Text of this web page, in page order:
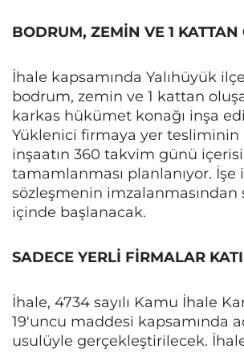
BODRUM, ZEMİN VE 1 KATTAN
İhale kapsamında Yalıhüyük
bodrum, zemin ve 1 kattan
karkas hükümet konağı inşa
Yüklenici firmaya yer tesliminin
inşaatın 360 takvim günü
tamamlanması planlanıyor. İşe
sözleşmenin imzalanmasından
içinde başlanacak.
SADECE YERLİ FİRMALAR
İhale, 4734 sayılı Kamu İhale
19'uncu maddesi kapsamında
usulüyle gerçekleştirilecek.